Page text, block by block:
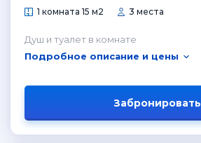
1 комната 15 м2 3 места
Душ и туалет в комнате
Подробное описание и цены
Забронировать